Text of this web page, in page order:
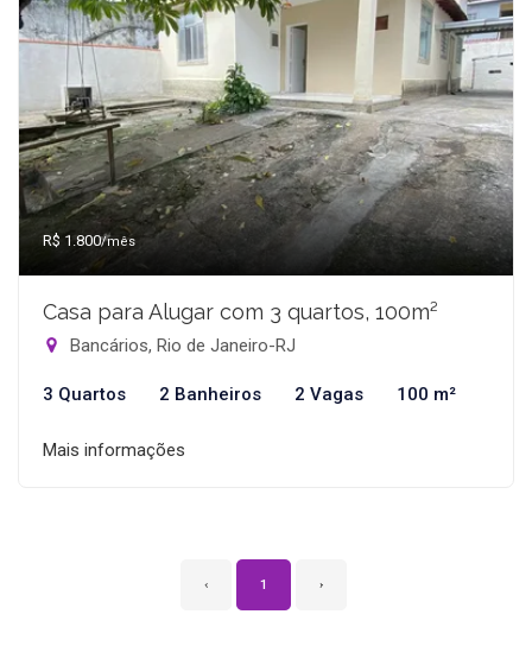
R$ 1.800/mês
Casa para Alugar com 3 quartos, 100m²
Bancários, Rio de Janeiro-RJ
3 Quartos 2 Banheiros 2 Vagas 100 m²
Mais informações
‹ 1 ›